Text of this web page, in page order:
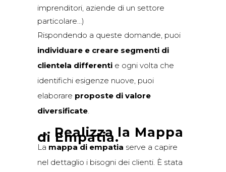
imprenditori, aziende di un settore
particolare…)
Rispondendo a queste domande, puoi
individuare e creare segmenti di
clientela differenti e ogni volta che
identifichi esigenze nuove, puoi
elaborare proposte di valore
diversificate.
→ Realizza la Mappa
di Empatia.
La mappa di empatia serve a capire
nel dettaglio i bisogni dei clienti. È stata